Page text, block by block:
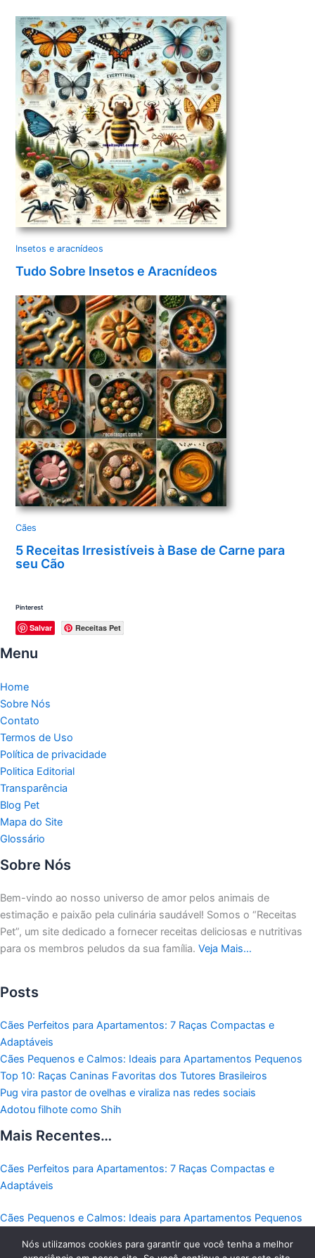
Insetos e aracnídeos
Tudo Sobre Insetos e Aracnídeos
Cães
5 Receitas Irresistíveis à Base de Carne para
seu Cão
Pinterest
Salvar Receitas Pet
Menu
Home
Sobre Nós
Contato
Termos de Uso
Política de privacidade
Politica Editorial
Transparência
Blog Pet
Mapa do Site
Glossário
Sobre Nós
Bem-vindo ao nosso universo de amor pelos animais de
estimação e paixão pela culinária saudável! Somos o “Receitas
Pet”, um site dedicado a fornecer receitas deliciosas e nutritivas
para os membros peludos da sua família. Veja Mais…
Posts
Cães Perfeitos para Apartamentos: 7 Raças Compactas e
Adaptáveis
Cães Pequenos e Calmos: Ideais para Apartamentos Pequenos
Top 10: Raças Caninas Favoritas dos Tutores Brasileiros
Pug vira pastor de ovelhas e viraliza nas redes sociais
Adotou filhote como Shih
Mais Recentes…
Cães Perfeitos para Apartamentos: 7 Raças Compactas e
Adaptáveis
Cães Pequenos e Calmos: Ideais para Apartamentos Pequenos
Top 10: Raças Caninas Favoritas dos Tutores Brasileiros
Nós utilizamos cookies para garantir que você tenha a melhor